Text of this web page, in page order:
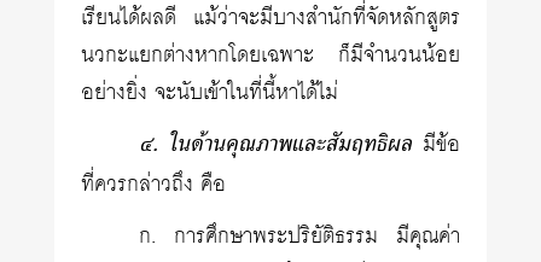
เรียนได้ผลดี แม้ว่าจะมีบางสำนักที่จัดหลักสูตร
นวกะแยกต่างหากโดยเฉพาะ ก็มีจำนวนน้อย
อย่างยิ่ง จะนับเข้าในที่นี้หาได้ไม่
๔. ในด้านคุณภาพและสัมฤทธิผล มีข้อ
ที่ควรกล่าวถึง คือ
ก. การศึกษาพระปริยัติธรรม มีคุณค่า